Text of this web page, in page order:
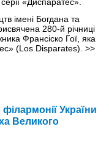
імені Богдана та
280-й річниці
Франсіско Гої, яка
(Los Disparates). >>
України
Великого